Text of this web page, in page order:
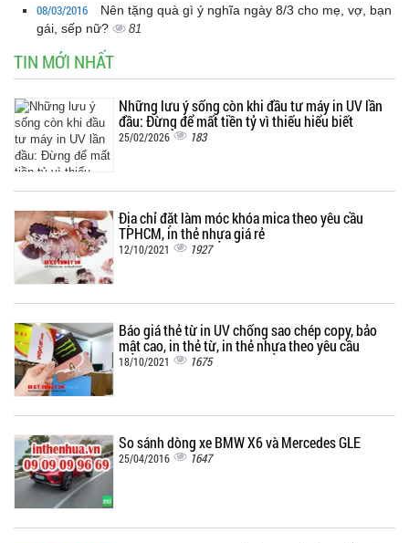
08/03/2016
Nên tặng quà gì ý nghĩa ngày 8/3 cho mẹ, vợ, bạn
gái, sếp nữ?
81
TIN MỚI NHẤT
Những lưu ý sống còn khi đầu tư máy in UV lần
đầu: Đừng để mất tiền tỷ vì thiếu hiểu biết
25/02/2026 183
Địa chỉ đặt làm móc khóa mica theo yêu cầu
TPHCM, in thẻ nhựa giá rẻ
12/10/2021 1927
Báo giá thẻ từ in UV chống sao chép copy, bảo
mật cao, in thẻ từ, in thẻ nhựa theo yêu cầu
18/10/2021 1675
So sánh dòng xe BMW X6 và Mercedes GLE
25/04/2016 1647